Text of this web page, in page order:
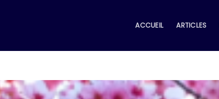
ACCUEIL ARTICLES